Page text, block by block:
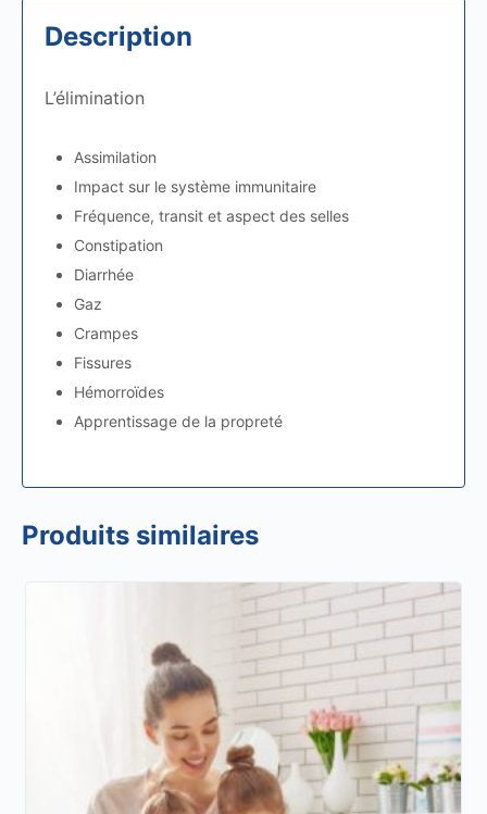
Description
L’élimination
Assimilation
Impact sur le système immunitaire
Fréquence, transit et aspect des selles
Constipation
Diarrhée
Gaz
Crampes
Fissures
Hémorroïdes
Apprentissage de la propreté
Produits similaires